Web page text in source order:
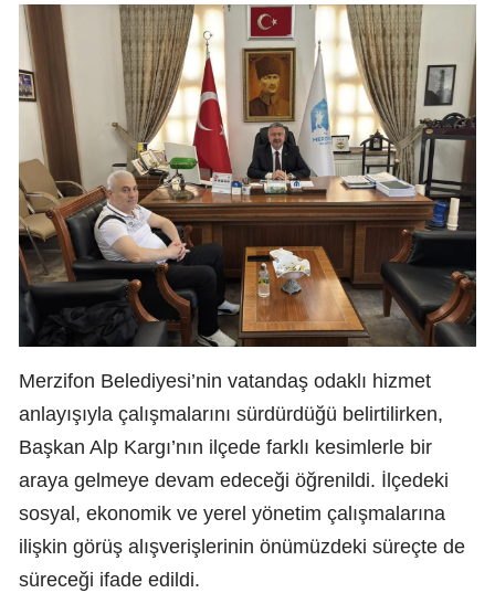
Merzifon Belediyesi’nin vatandaş odaklı hizmet
anlayışıyla çalışmalarını sürdürdüğü belirtilirken,
Başkan Alp Kargı’nın ilçede farklı kesimlerle bir
araya gelmeye devam edeceği öğrenildi. İlçedeki
sosyal, ekonomik ve yerel yönetim çalışmalarına
ilişkin görüş alışverişlerinin önümüzdeki süreçte de
süreceği ifade edildi.